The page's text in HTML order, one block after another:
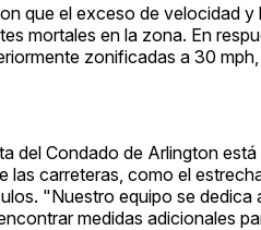
que el exceso de velocidad
mortales en la zona. En
zonificadas a 30
del Condado de Arlington
carreteras, como el
"Nuestro equipo se
medidas adicionales